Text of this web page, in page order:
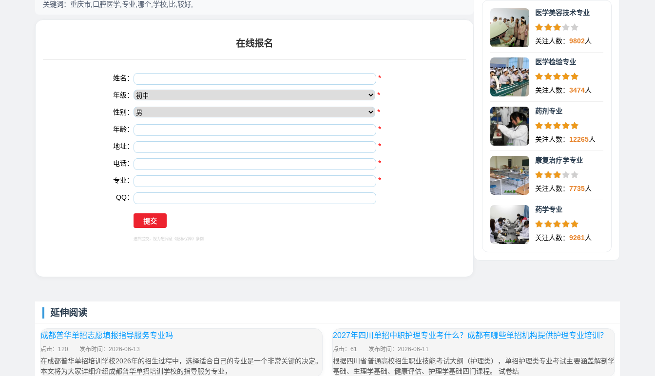
关键词： 重庆市,口腔医学,专业,哪个,学校,比,较好,
在线报名
姓名： *
年级： *
性别： *
年龄： *
地址： *
电话： *
专业： *
QQ：
选择提交，视为您同意 《隐私保障》 条例
医学美容技术专业
关注人数： 9802人
医学检验专业
关注人数： 3474人
药剂专业
关注人数： 12265人
康复治疗学专业
关注人数： 7735人
药学专业
关注人数： 9261人
延伸阅读
成都普华单招志愿填报指导服务专业吗
点击：120 发布时间：2026-06-13
在成都普华单招培训学校2026年的招生过程中，选择适合自己的专业是一个非常关键的决定。
本文将为大家详细介绍成都普华单招培训学校的指导服务专业，
2027年四川单招中职护理专业考什么？成都有哪些单招机构提供护理专业培训？
点击：61 发布时间：2026-06-11
根据四川省普通高校招生职业技能考试大纲（护理类），单招护理类专业考试主要涵盖解剖学
基础、生理学基础、健康评估、护理学基础四门课程。 试卷结